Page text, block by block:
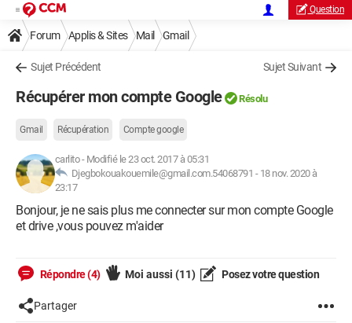
Question
Forum Applis & Sites Mail Gmail
Sujet Précédent Sujet Suivant
Récupérer mon compte Google Résolu
Gmail Récupération Compte google
carlito- Modifié le 23 oct. 2017 à 05:31
Djegbokouakouemile@gmail.com.54068791 - 18 nov. 2020 à
23:17
Bonjour, je ne sais plus me connecter sur mon compte Google
et drive ,vous pouvez m'aider
Répondre (4) Moi aussi (11) Posez votre question
Partager